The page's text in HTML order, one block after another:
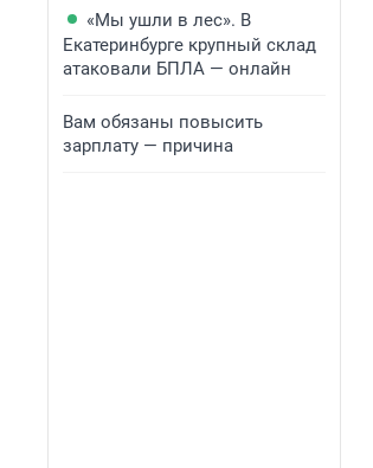
«Мы ушли в лес». В
Екатеринбурге крупный склад
атаковали БПЛА — онлайн
Вам обязаны повысить
зарплату — причина